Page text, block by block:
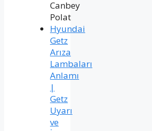
Canbey
Polat
Hyundai
Getz
Arıza
Lambaları
Anlamı
|
Getz
Uyarı
ve